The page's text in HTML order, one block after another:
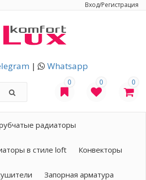
Вход/Регистрация
| Whatsapp
0 0 0
радиаторы
в стиле loft Конвекторы
Запорная арматура